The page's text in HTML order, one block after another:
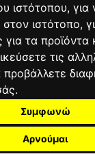
ιστότοπου, για
στον ιστότοπο,
τα προϊόντα
τις
προβάλλετε
.
Συμφωνώ
Αρνούμαι
ΧΡΗΣΗΣ
ΑΠΟΤΕΛΕΣΜΑΤΑ